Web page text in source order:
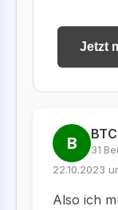
Jetzt
B 31
22.10.2023
Also ich